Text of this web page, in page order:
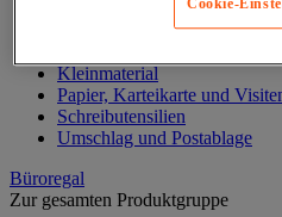
Heft, Block und Post-it®
Kleinmaterial
Papier, Karteikarte und
Schreibutensilien
Umschlag und Postablage
Büroregal
Zur gesamten Produktgruppe
Cookie-